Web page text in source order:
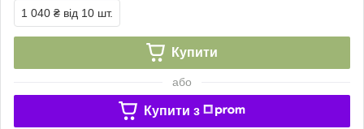
1 040 ₴ від 10 шт.
Купити
або
Купити з